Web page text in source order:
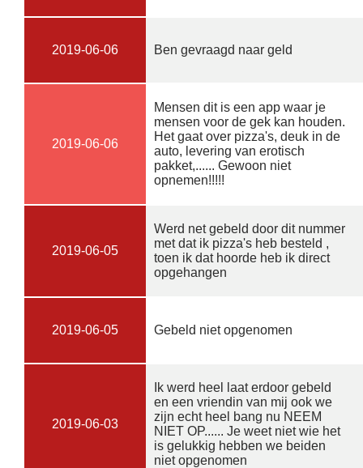
2019-06-06 Ben gevraagd naar geld
2019-06-06
Mensen dit is een app waar je
mensen voor de gek kan houden.
Het gaat over pizza's, deuk in de
auto, levering van erotisch
pakket,...... Gewoon niet
opnemen!!!!!
2019-06-05
Werd net gebeld door dit nummer
met dat ik pizza's heb besteld ,
toen ik dat hoorde heb ik direct
opgehangen
2019-06-05 Gebeld niet opgenomen
2019-06-03
Ik werd heel laat erdoor gebeld
en een vriendin van mij ook we
zijn echt heel bang nu NEEM
NIET OP...... Je weet niet wie het
is gelukkig hebben we beiden
niet opgenomen